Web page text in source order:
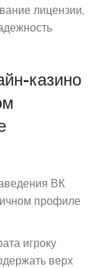
лицензии,
казино
ВК
профиле
игроку
верх